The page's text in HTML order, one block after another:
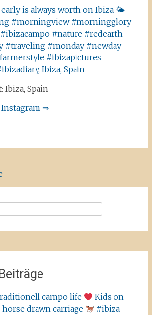
Ibiza, Spain
Instagram ⇒
campo life
Kids on
drawn carriage
#ibiza